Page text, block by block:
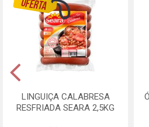
LINGUIÇA CALABRESA
RESFRIADA SEARA 2,5KG